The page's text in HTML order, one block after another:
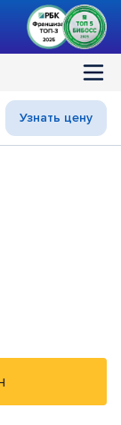
Узнать цену